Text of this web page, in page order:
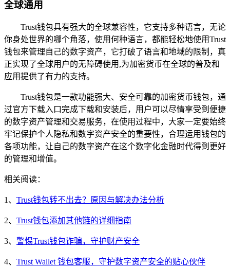
全球通用
Trust钱包具有强大的全球兼容性，它支持多种语言，无论
你身处世界的哪个角落，使用何种语言，都能轻松地使用Trust
钱包来管理自己的数字资产，它打破了语言和地域的限制，真
正实现了全球用户的无障碍使用,为加密货币在全球的普及和
应用提供了有力的支持。
Trust钱包是一款功能强大、安全可靠的加密货币钱包，通
过官方下载入口完成下载和安装后，用户可以尽情享受到便捷
的数字资产管理和交易服务，在使用过程中，大家一定要始终
牢记保护个人隐私和数字资产安全的重要性，合理运用钱包的
各项功能，让自己的数字资产在这个数字化金融时代得到更好
的管理和增值。
相关阅读：
1、 Trust钱包转不出去？原因与解决办法分析
2、 Trust钱包添加其他链的详细指南
3、 警惕Trust钱包诈骗，守护财产安全
4、 Trust Wallet 钱包客服，守护数字资产安全的贴心伙伴